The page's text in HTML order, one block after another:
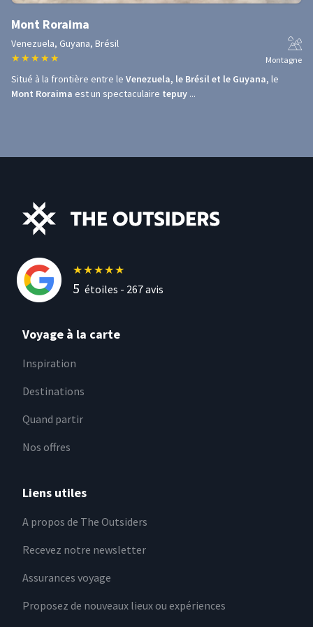
Mont Roraima
Venezuela, Guyana, Brésil
★ ★ ★ ★ ★ Montagne
Situé à la frontière entre le Venezuela, le Brésil et le Guyana, le
Mont Roraima est un spectaculaire tepuy ...
★★★★★
5 étoiles - 267avis
Voyage à la carte
Inspiration
Destinations
Quand partir
Nos offres
Liens utiles
A propos de The Outsiders
Recevez notre newsletter
Assurances voyage
Proposez de nouveaux lieux ou expériences